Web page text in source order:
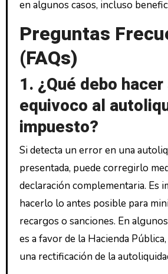
en algunos casos, incluso
Preguntas
(FAQs)
1. ¿Qué debo
equivoco al
impuesto?
Si detecta un error en una
presentada, puede corregirlo
declaración complementaria. Es
hacerlo lo antes posible para
recargos o sanciones. En
es a favor de la Hacienda
una rectificación de la